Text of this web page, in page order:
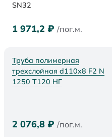
SN32
1 971,2 ₽ /пог.м.
Труба полимерная
трехслойная d110x8 F2 N
1250 Т120 НГ
2 076,8 ₽ /пог.м.